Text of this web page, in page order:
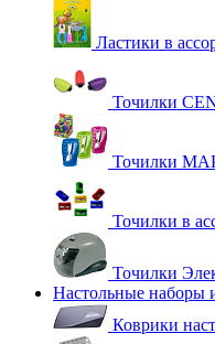
Ластики в
Точилки
Точилки
Точилки в
Точилки
Настольные наборы
Коврики